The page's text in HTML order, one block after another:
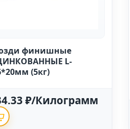
финишные
L-
(5кг)
₽/Килограмм